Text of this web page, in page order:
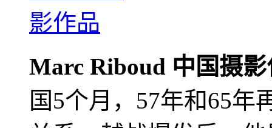
Marc Riboud 中国摄
国5个月，57年和65年